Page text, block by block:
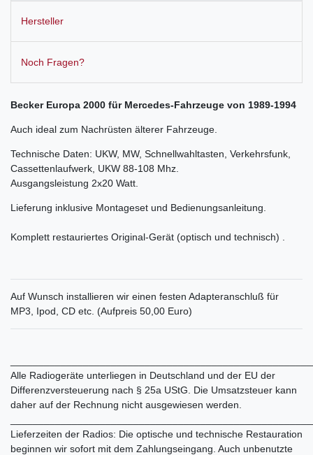
Hersteller
Noch Fragen?
Becker Europa 2000 für Mercedes-Fahrzeuge von 1989-1994
Auch ideal zum Nachrüsten älterer Fahrzeuge.
Technische Daten: UKW, MW, Schnellwahltasten, Verkehrsfunk,
Cassettenlaufwerk, UKW 88-108 Mhz.
Ausgangsleistung 2x20 Watt.
Lieferung inklusive Montageset und Bedienungsanleitung.
Komplett restauriertes Original-Gerät (optisch und technisch) .
Auf Wunsch installieren wir einen festen Adapteranschluß für
MP3, Ipod, CD etc. (Aufpreis 50,00 Euro)
Alle Radiogeräte unterliegen in Deutschland und der EU der
Differenzversteuerung nach § 25a UStG. Die Umsatzsteuer kann
daher auf der Rechnung nicht ausgewiesen werden.
Lieferzeiten der Radios: Die optische und technische Restauration
beginnen wir sofort mit dem Zahlungseingang. Auch unbenutzte